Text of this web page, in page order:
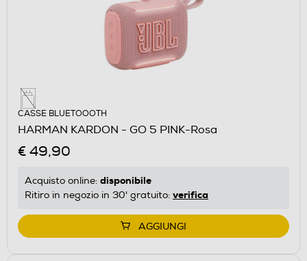
CASSE BLUETOOOTH
HARMAN KARDON - GO 5 PINK-Rosa
€ 49,90
Acquisto online: disponibile
Ritiro in negozio in 30' gratuito: verifica
AGGIUNGI